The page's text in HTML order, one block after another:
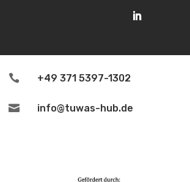
 +49 371 5397-1302
 info@tuwas-hub.de